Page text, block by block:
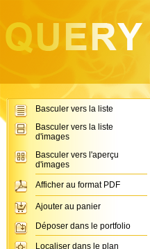
Basculer vers la liste
Basculer vers la liste
d'images
Basculer vers l'aperçu
d'images
Afficher au format PDF
Ajouter au panier
Déposer dans le portfolio
Localiser dans le plan